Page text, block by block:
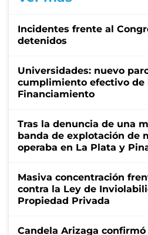
Incidentes frente al
detenidos
Universidades: nuevo
cumplimiento efectivo de
Financiamiento
Tras la denuncia de una
banda de explotación de
operaba en La Plata y
Masiva concentración
contra la Ley de
Propiedad Privada
Candela Arizaga